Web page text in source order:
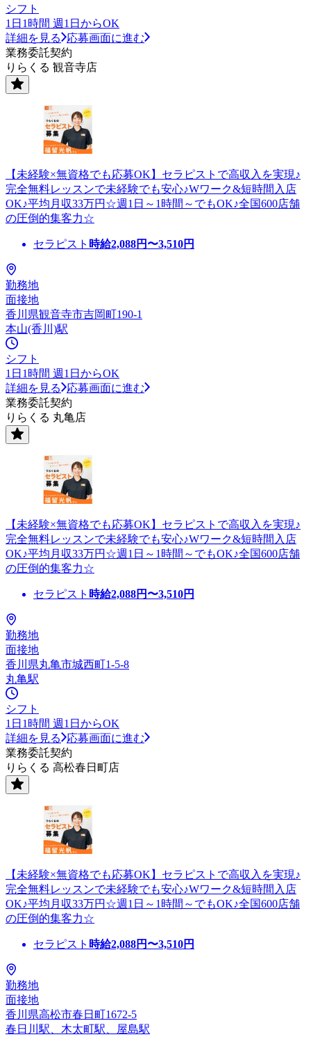
シフト
1日1時間 週1日からOK
詳細を見る
応募画面に進む
業務委託契約
りらくる 観音寺店
【未経験×無資格でも応募OK】セラピストで高収入を実現♪
完全無料レッスンで未経験でも安心♪Wワーク&短時間入店
OK♪平均月収33万円☆週1日～1時間～でもOK♪全国600店舗
の圧倒的集客力☆
セラピスト 時給2,088円〜3,510円
勤務地
面接地
香川県観音寺市吉岡町190-1
本山(香川)駅
シフト
1日1時間 週1日からOK
詳細を見る
応募画面に進む
業務委託契約
りらくる 丸亀店
【未経験×無資格でも応募OK】セラピストで高収入を実現♪
完全無料レッスンで未経験でも安心♪Wワーク&短時間入店
OK♪平均月収33万円☆週1日～1時間～でもOK♪全国600店舗
の圧倒的集客力☆
セラピスト 時給2,088円〜3,510円
勤務地
面接地
香川県丸亀市城西町1-5-8
丸亀駅
シフト
1日1時間 週1日からOK
詳細を見る
応募画面に進む
業務委託契約
りらくる 高松春日町店
【未経験×無資格でも応募OK】セラピストで高収入を実現♪
完全無料レッスンで未経験でも安心♪Wワーク&短時間入店
OK♪平均月収33万円☆週1日～1時間～でもOK♪全国600店舗
の圧倒的集客力☆
セラピスト 時給2,088円〜3,510円
勤務地
面接地
香川県高松市春日町1672-5
春日川駅、木太町駅、屋島駅